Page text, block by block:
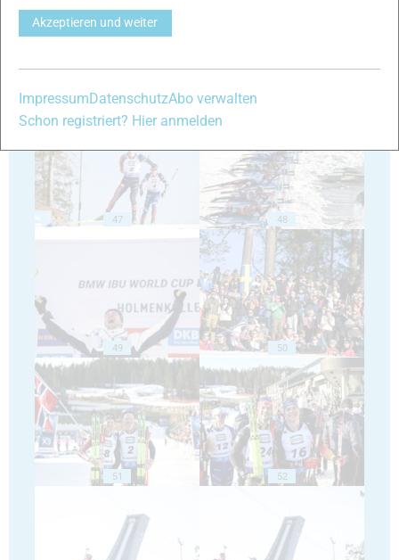
47 48
49 50
51 52
Akzeptieren und weiter
Impressum DatenschutzAbo verwalten
Schon registriert? Hier anmelden